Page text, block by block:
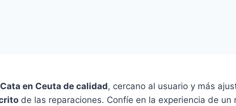
en Ceuta de calidad, cercano al usuario y más
de las reparaciones. Confíe en la experiencia de